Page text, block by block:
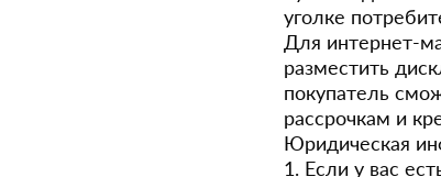
уголке
Для интернет-
разместить
покупатель
рассрочкам и
Юридическая
1. Если у вас